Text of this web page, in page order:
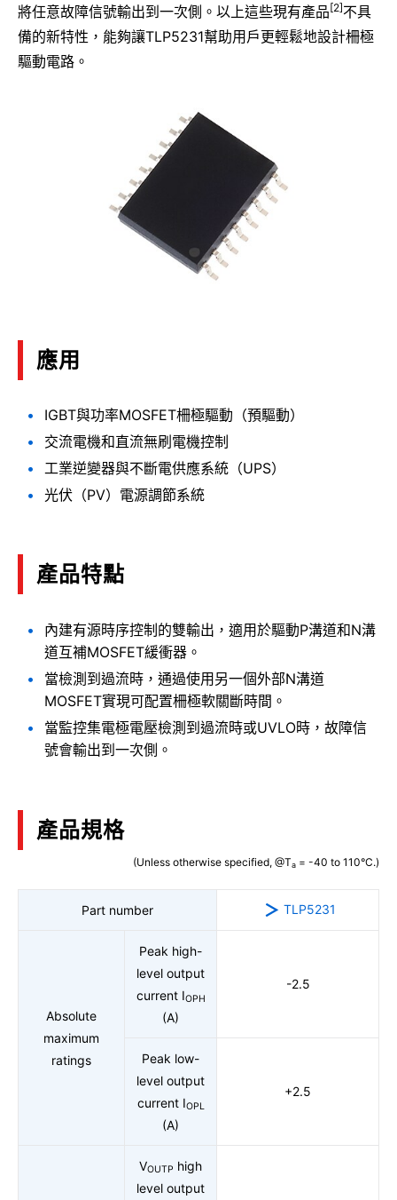
將任意故障信號輸出到一次側。以上這些現有產品[2]不具
備的新特性，能夠讓TLP5231幫助用戶更輕鬆地設計柵極
驅動電路。
應用
IGBT與功率MOSFET柵極驅動（預驅動）
交流電機和直流無刷電機控制
工業逆變器與不斷電供應系統（UPS）
光伏（PV）電源調節系統
產品特點
內建有源時序控制的雙輸出，適用於驅動P溝道和N溝
道互補MOSFET緩衝器。
當檢測到過流時，通過使用另一個外部N溝道
MOSFET實現可配置柵極軟關斷時間。
當監控集電極電壓檢測到過流時或UVLO時，故障信
號會輸出到一次側。
產品規格
(Unless otherwise specified, @Ta = -40 to 110°C.)
Part number TLP5231
Absolute
maximum
ratings
Peak high-
level output
current IOPH
(A)
-2.5
Peak low-
level output
current IOPL
(A)
+2.5
VOUTP high
level output